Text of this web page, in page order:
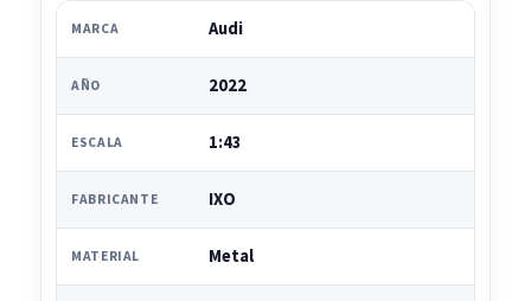
MARCA Audi
AÑO 2022
ESCALA 1:43
FABRICANTE IXO
MATERIAL Metal